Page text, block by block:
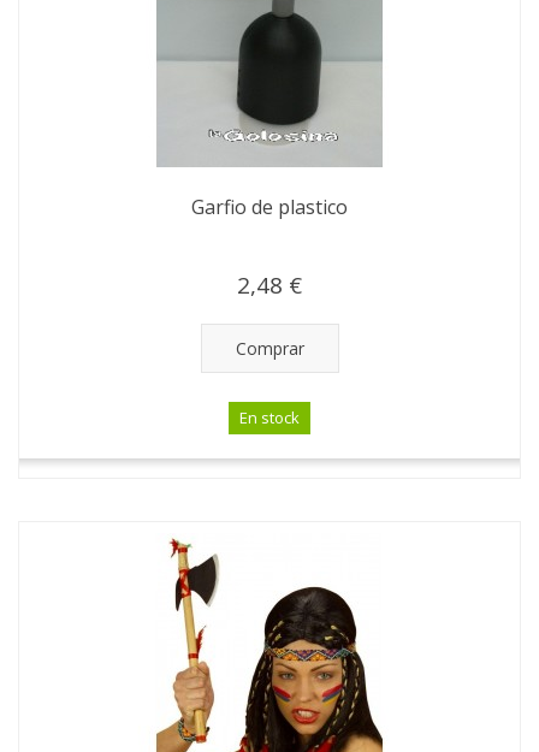
Garfio de plastico
2,48 €
Comprar
En stock